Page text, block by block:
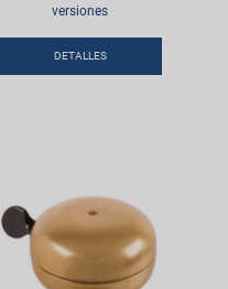
versiones
DETALLES